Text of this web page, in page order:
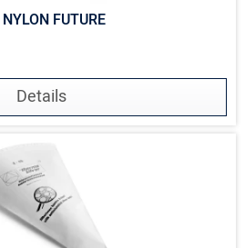
FUTURE
Details